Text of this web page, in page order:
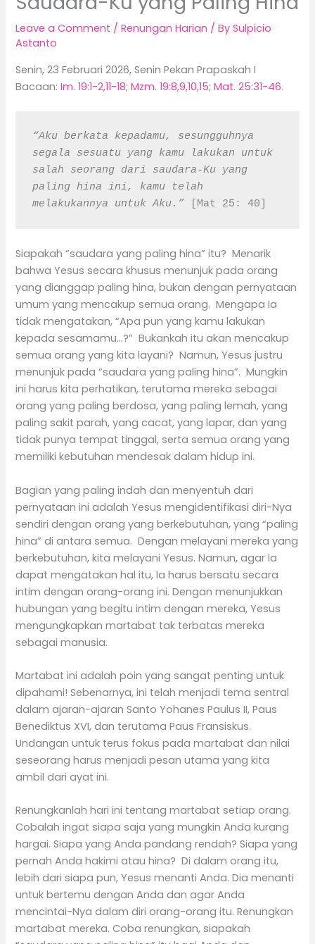
Leave a Comment /Renungan Harian / BySulpicio
Astanto
Senin, 23 Februari 2026, Senin Pekan Prapaskah I
Bacaan:Im. 19:1-2,11-18;Mzm. 19:8,9,10,15;Mat. 25:31-46.
“Aku berkata kepadamu, sesungguhnya
segala sesuatu yang kamu lakukan untuk
salah seorang dari saudara-Ku yang
paling hina ini, kamu telah
melakukannya untuk Aku.”
[Mat 25: 40]
Siapakah “saudara yang paling hina” itu? Menarik
bahwa Yesus secara khusus menunjuk pada orang
yang dianggap paling hina, bukan dengan pernyataan
umum yang mencakup semua orang. Mengapa Ia
tidak mengatakan, “Apa pun yang kamu lakukan
kepada sesamamu…?” Bukankah itu akan mencakup
semua orang yang kita layani? Namun, Yesus justru
menunjuk pada “saudara yang paling hina”. Mungkin
ini harus kita perhatikan, terutama mereka sebagai
orang yang paling berdosa, yang paling lemah, yang
paling sakit parah, yang cacat, yang lapar, dan yang
tidak punya tempat tinggal, serta semua orang yang
memiliki kebutuhan mendesak dalam hidup ini.
Bagian yang paling indah dan menyentuh dari
pernyataan ini adalah Yesus mengidentifikasi diri-Nya
sendiri dengan orang yang berkebutuhan, yang “paling
hina” di antara semua. Dengan melayani mereka yang
berkebutuhan, kita melayani Yesus. Namun, agar Ia
dapat mengatakan hal itu, Ia harus bersatu secara
intim dengan orang-orang ini. Dengan menunjukkan
hubungan yang begitu intim dengan mereka, Yesus
mengungkapkan martabat tak terbatas mereka
sebagai manusia.
Martabat ini adalah poin yang sangat penting untuk
dipahami! Sebenarnya, ini telah menjadi tema sentral
dalam ajaran-ajaran Santo Yohanes Paulus II, Paus
Benediktus XVI, dan terutama Paus Fransiskus.
Undangan untuk terus fokus pada martabat dan nilai
seseorang harus menjadi pesan utama yang kita
ambil dari ayat ini.
Renungkanlah hari ini tentang martabat setiap orang.
Cobalah ingat siapa saja yang mungkin Anda kurang
hargai. Siapa yang Anda pandang rendah? Siapa yang
pernah Anda hakimi atau hina? Di dalam orang itu,
lebih dari siapa pun, Yesus menanti Anda. Dia menanti
untuk bertemu dengan Anda dan agar Anda
mencintai-Nya dalam diri orang-orang itu. Renungkan
martabat mereka. Coba renungkan, siapakah